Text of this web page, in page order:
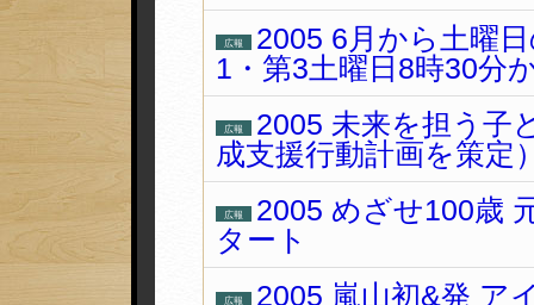
広報
2005 6月から土曜
1・第3土曜日8時30分
広報
2005 未来を担う子
成支援行動計画を策定
広報
2005 めざせ100歳
タート
広報 2005 嵐山初&発 ア